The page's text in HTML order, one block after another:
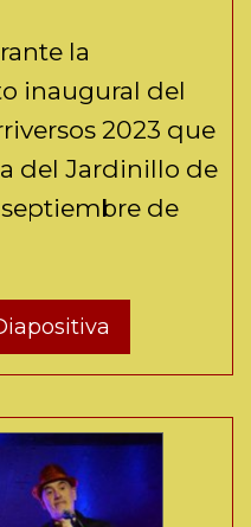
la
inaugural del
2023 que
del Jardinillo de
septiembre de